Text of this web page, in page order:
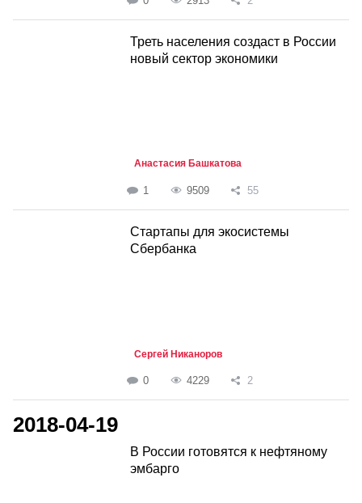
Треть населения создаст в России
новый сектор экономики
Анастасия Башкатова
1 9509 55
Стартапы для экосистемы
Сбербанка
Сергей Никаноров
0 4229 2
2018-04-19
В России готовятся к нефтяному
эмбарго